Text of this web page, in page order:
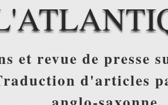
et revue de presse
d'articles